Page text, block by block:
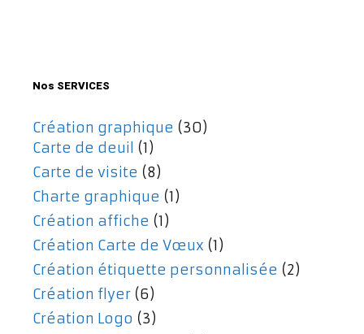
Nos SERVICES
Création graphique (30)
Carte de deuil (1)
Carte de visite (8)
Charte graphique (1)
Création affiche (1)
Création Carte de Vœux (1)
Création étiquette personnalisée (2)
Création flyer (6)
Création Logo (3)